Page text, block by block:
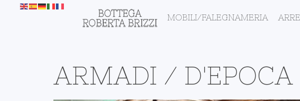
MOBILI/FALEGNAMERIA
ARMADI / D'EPOCA